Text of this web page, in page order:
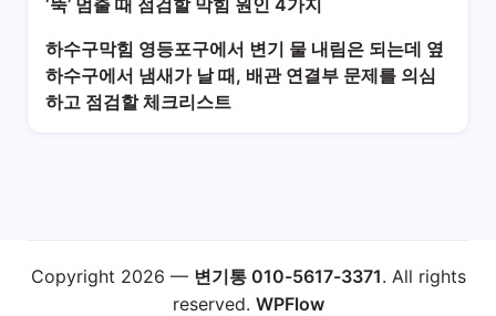
하수구막힘 영등포구에서 변기 물 내림은 되는데 옆
하수구에서 냄새가 날 때, 배관 연결부 문제를 의심
하고 점검할 체크리스트
Copyright 2026 — 변기통 010-5617-3371. All rights
reserved. WPFlow